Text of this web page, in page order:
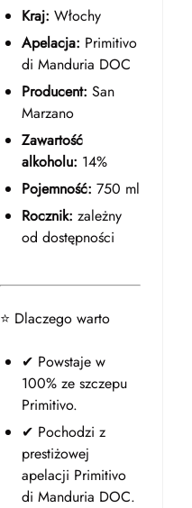
Kraj: Włochy
Apelacja: Primitivo
di Manduria DOC
Producent: San
Marzano
Zawartość
alkoholu: 14%
Pojemność: 750 ml
Rocznik: zależny
od dostępności
⭐ Dlaczego warto
✔ Powstaje w
100% ze szczepu
Primitivo.
✔ Pochodzi z
prestiżowej
apelacji Primitivo
di Manduria DOC.